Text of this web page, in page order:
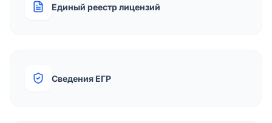
Единый реестр лицензий
Сведения ЕГР